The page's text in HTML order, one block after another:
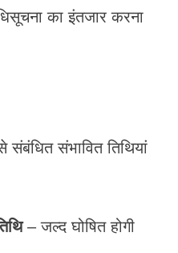
का इंतजार करना
संभावित तिथियां
– जल्द घोषित होगी